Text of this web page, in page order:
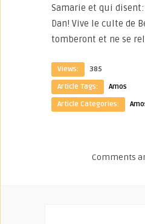
Samarie et qui disent:
Dan! Vive le culte de
tomberont et ne se
Views:
385
Article Tags:
Amos
Article Categories:
Comments